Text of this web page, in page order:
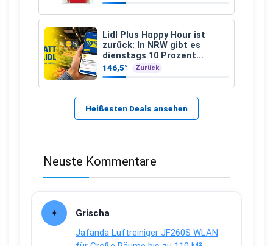
Lidl Plus Happy Hour ist
zurück: In NRW gibt es
dienstags 10 Prozent
Rabatt
146,5° Zurück
Heißesten Deals ansehen
Neuste Kommentare
Grischa
Jafända Luftreiniger JF260S WLAN